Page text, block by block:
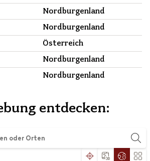
Nordburgenland
Nordburgenland
Österreich
Nordburgenland
Nordburgenland
entdecken: